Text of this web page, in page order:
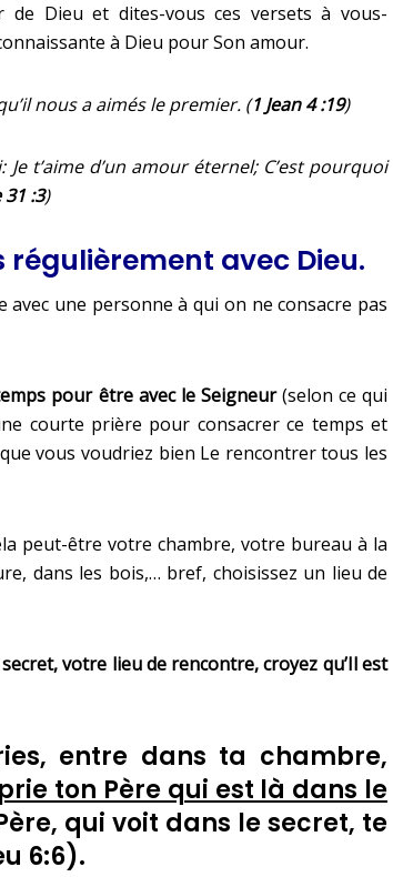
de Dieu et dites-vous ces versets à vous-
à Dieu pour Son amour.
nous a aimés le premier. (1 Jean 4 :19)
t’aime d’un amour éternel; C’est pourquoi
31 :3)
régulièrement avec Dieu.
une personne à qui on ne consacre pas
pour être avec le Seigneur(selon ce qui
courte prière pour consacrer ce temps et
vous voudriez bien Le rencontrer tous les
peut-être votre chambre, votre bureau à la
dans les bois,… bref, choisissez un lieu de
votre lieu de rencontre, croyez qu’Il est
entre dans ta chambre,
prie ton Père qui est là dans le
qui voit dans le secret, te
6:6).